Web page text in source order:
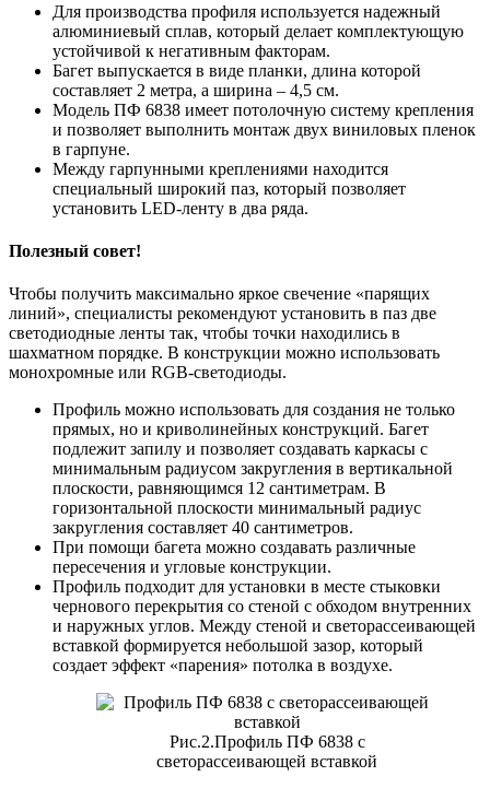
Для производства профиля используется надежный
алюминиевый сплав, который делает комплектующую
устойчивой к негативным факторам.
Багет выпускается в виде планки, длина которой
составляет 2 метра, а ширина – 4,5 см.
Модель ПФ 6838 имеет потолочную систему крепления
и позволяет выполнить монтаж двух виниловых пленок
в гарпуне.
Между гарпунными креплениями находится
специальный широкий паз, который позволяет
установить LED-ленту в два ряда.
Полезный совет!
Чтобы получить максимально яркое свечение «парящих
линий», специалисты рекомендуют установить в паз две
светодиодные ленты так, чтобы точки находились в
шахматном порядке. В конструкции можно использовать
монохромные или RGB-светодиоды.
Профиль можно использовать для создания не только
прямых, но и криволинейных конструкций. Багет
подлежит запилу и позволяет создавать каркасы с
минимальным радиусом закругления в вертикальной
плоскости, равняющимся 12 сантиметрам. В
горизонтальной плоскости минимальный радиус
закругления составляет 40 сантиметров.
При помощи багета можно создавать различные
пересечения и угловые конструкции.
Профиль подходит для установки в месте стыковки
чернового перекрытия со стеной с обходом внутренних
и наружных углов. Между стеной и светорассеивающей
вставкой формируется небольшой зазор, который
создает эффект «парения» потолка в воздухе.
Рис.2.Профиль ПФ 6838 с
светорассеивающей вставкой